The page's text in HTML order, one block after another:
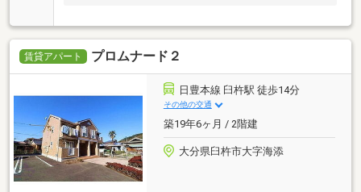
賃貸アパート プロムナード２
日豊本線 臼杵駅 徒歩14分
その他の交通
築19年6ヶ月 / 2階建
大分県臼杵市大字海添